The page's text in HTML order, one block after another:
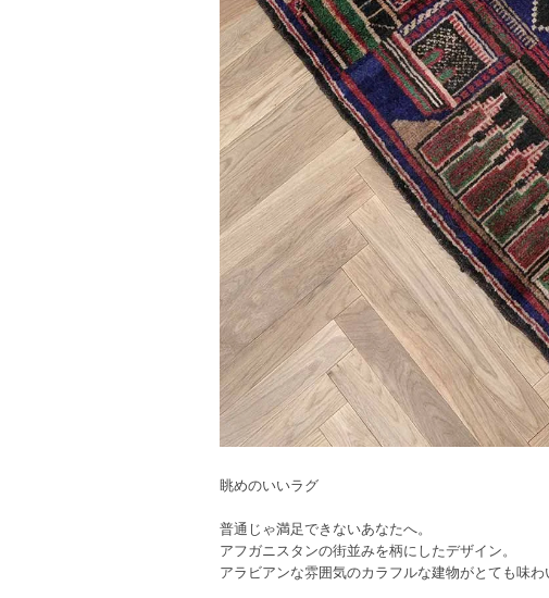
眺めのいいラグ
普通じゃ満足できないあなたへ。
アフガニスタンの街並みを柄にしたデザイン。
アラビアンな雰囲気のカラフルな建物がとても味わ